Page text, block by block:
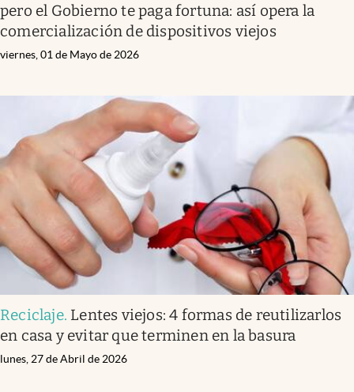
pero el Gobierno te paga fortuna: así opera la
comercialización de dispositivos viejos
viernes, 01 de Mayo de 2026
Reciclaje. Lentes viejos: 4 formas de reutilizarlos
en casa y evitar que terminen en la basura
lunes, 27 de Abril de 2026